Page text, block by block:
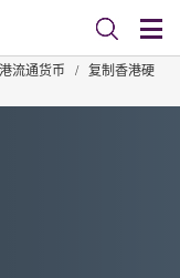
流通货币 /
复制香港硬